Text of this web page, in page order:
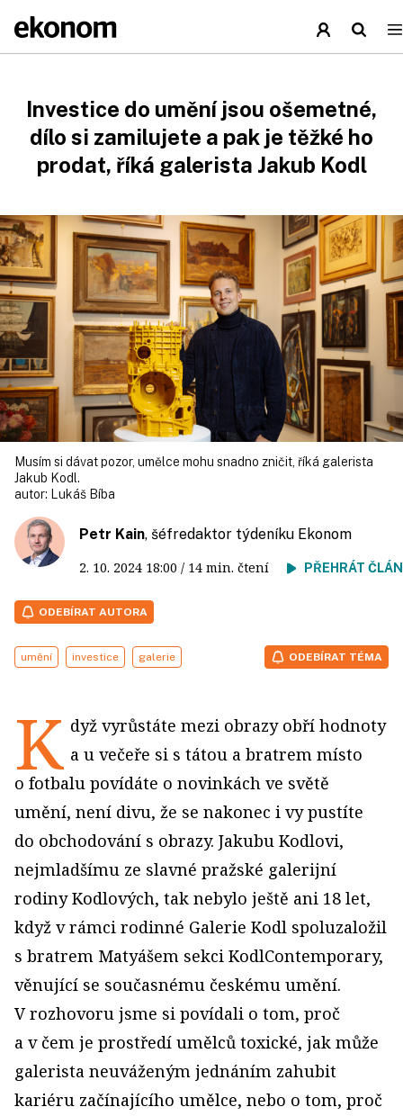
Investice do umění jsou ošemetné,
dílo si zamilujete a pak je těžké ho
prodat, říká galerista Jakub Kodl
Musím si dávat pozor, umělce mohu snadno zničit, říká galerista
Jakub Kodl.
autor:
Lukáš Bíba
Petr Kain, šéfredaktor týdeníku Ekonom
2. 10. 2024 18:00 / 14 min. čtení PŘEHRÁT
ODEBÍRAT AUTORA
umění investice galerie ODEBÍRAT TÉMA
K dyž vyrůstáte mezi obrazy obří hodnoty
a u večeře si s tátou a bratrem místo
o fotbalu povídáte o novinkách ve světě
umění, není divu, že se nakonec i vy pustíte
do obchodování s obrazy. Jakubu Kodlovi,
nejmladšímu ze slavné pražské galerijní
rodiny Kodlových, tak nebylo ještě ani 18 let,
když v rámci rodinné Galerie Kodl spoluzaložil
s bratrem Matyášem sekci KodlContemporary,
věnující se současnému českému umění.
V rozhovoru jsme si povídali o tom, proč
a v čem je prostředí umělců toxické, jak může
galerista neuváženým jednáním zahubit
kariéru začínajícího umělce, nebo o tom, proč